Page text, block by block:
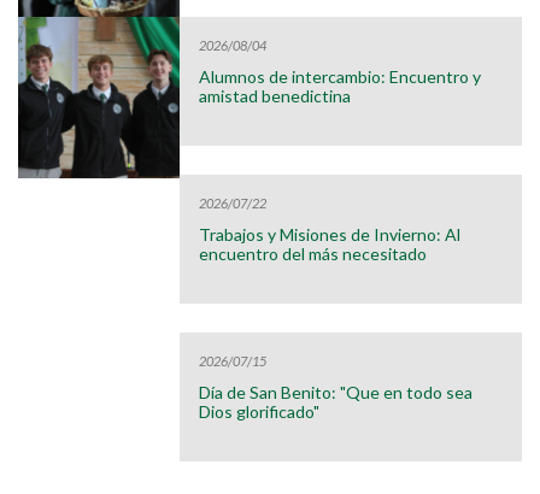
2026/08/04
Alumnos de intercambio: Encuentro y
amistad benedictina
2026/07/22
Trabajos y Misiones de Invierno: Al
encuentro del más necesitado
2026/07/15
Día de San Benito: "Que en todo sea
Dios glorificado"